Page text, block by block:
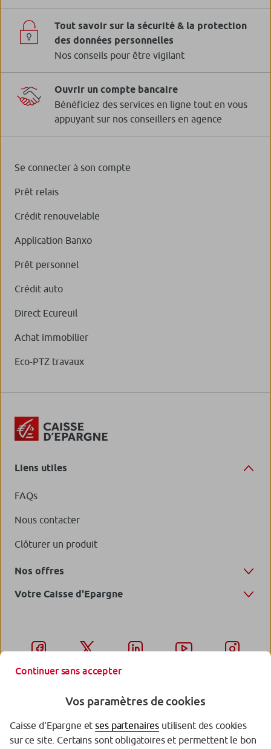
Tout savoir sur la sécurité & la protection
des données personnelles
Nos conseils pour être vigilant
Ouvrir un compte bancaire
Bénéficiez des services en ligne tout en vous
appuyant sur nos conseillers en agence
Se connecter à son compte
Prêt relais
Crédit renouvelable
Application Banxo
Prêt personnel
Crédit auto
Direct Ecureuil
Achat immobilier
Eco-PTZ travaux
Liens utiles
FAQs
Nous contacter
Clôturer un produit
Nos offres
Votre Caisse d'Epargne
Continuer sans accepter
Vos paramètres de cookies
Caisse d'Epargne etses partenaires utilisent des cookies
sur ce site. Certains sont obligatoires et permettent le bon